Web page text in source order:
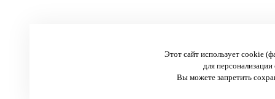
Этот сайт использует cookie
для персонализации
Вы можете запретить